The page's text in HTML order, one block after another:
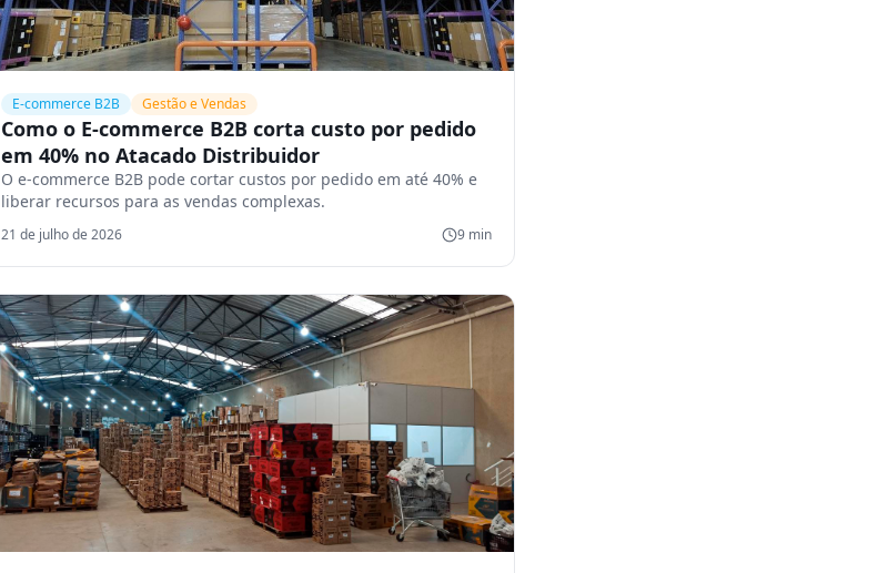
E-commerce B2B Gestão e Vendas
Como o E-commerce B2B corta custo por pedido
em 40% no Atacado Distribuidor
O e-commerce B2B pode cortar custos por pedido em até 40% e
liberar recursos para as vendas complexas.
21 de julho de 2026 9 min